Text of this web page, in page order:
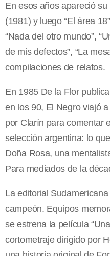
En esos años apareció su
(1981) y luego “El área
“Nada del otro mundo”,
de mis defectos”, “La
compilaciones de relatos.
En 1985 De la Flor
en los 90, El Negro viajó
por Clarín para comentar
selección argentina: lo
Doña Rosa, una
Para mediados de la
La editorial
campeón. Equipos
se estrena la película
cortometraje dirigido por